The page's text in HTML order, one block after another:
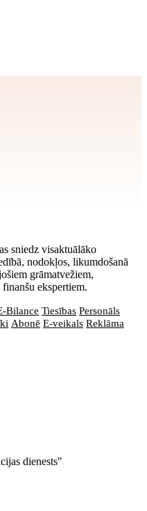
sniedz visaktuālāko
nodokļos, likumdošanā
grāmatvežiem,
ekspertiem.
Bilance Tiesības Personāls
Abonē E-veikals Reklāma
dienests"